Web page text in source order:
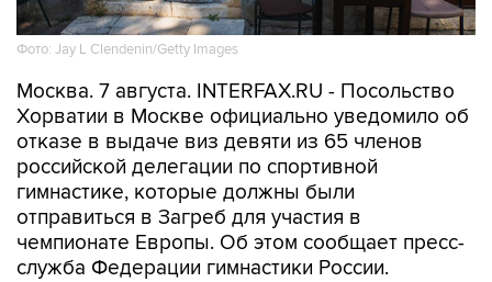
Фото: Jay L Clendenin/Getty Images
Москва. 7 августа. INTERFAX.RU - Посольство
Хорватии в Москве официально уведомило об
отказе в выдаче виз девяти из 65 членов
российской делегации по спортивной
гимнастике, которые должны были
отправиться в Загреб для участия в
чемпионате Европы. Об этом сообщает пресс-
служба Федерации гимнастики России.